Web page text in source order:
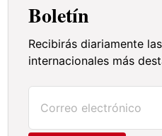
Boletín
Recibirás diariamente
internacionales más